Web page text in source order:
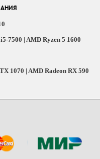
7500 | AMD Ryzen 5 1600
1070 | AMD Radeon RX 590